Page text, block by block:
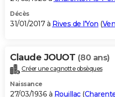
Décès
31/01/2017 à Rives de l'Yon (
Claude JOUOT (80 ans)
Créer une cagnotte obsèques
Naissance
27/03/1936 à Rouillac(